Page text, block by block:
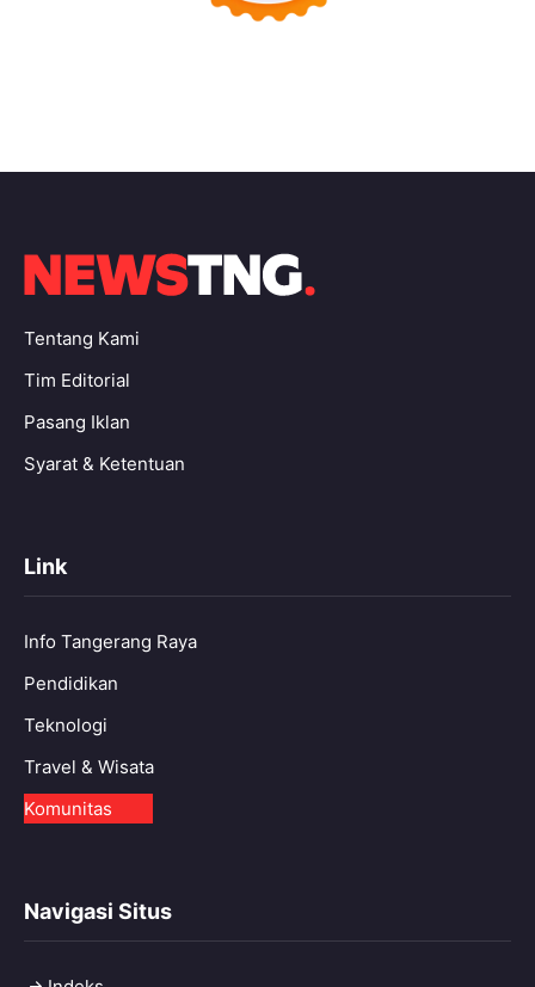
Tentang Kami
Tim Editorial
Pasang Iklan
Syarat & Ketentuan
Link
Info Tangerang Raya
Pendidikan
Teknologi
Travel & Wisata
Komunitas
Navigasi Situs